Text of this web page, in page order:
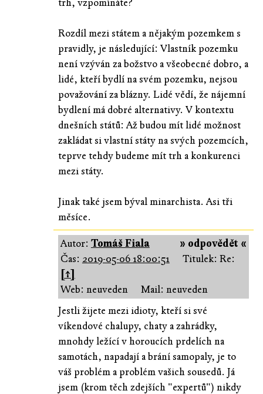
trh, vzpomínáte?
Rozdíl mezi státem a nějakým pozemkem s
pravidly, je následující: Vlastník pozemku
není vzýván za božstvo a všeobecné dobro, a
lidé, kteří bydlí na svém pozemku, nejsou
považování za blázny. Lidé vědí, že nájemní
bydlení má dobré alternativy. V kontextu
dnešních států: Až budou mít lidé možnost
zakládat si vlastní státy na svých pozemcích,
teprve tehdy budeme mít trh a konkurenci
mezi státy.
Jinak také jsem býval minarchista. Asi tři
měsíce.
» odpovědět «
Autor: Tomáš Fiala
Čas: 2019-05-06 18:00:51
Titulek: Re:
[↑]
Web: neuveden
Mail: neuveden
Jestli žijete mezi idioty, kteří si své
víkendové chalupy, chaty a zahrádky,
mnohdy ležící v horoucích prdelích na
samotách, napadají a brání samopaly, je to
váš problém a problém vašich sousedů. Já
jsem (krom těch zdejších "expertů") nikdy